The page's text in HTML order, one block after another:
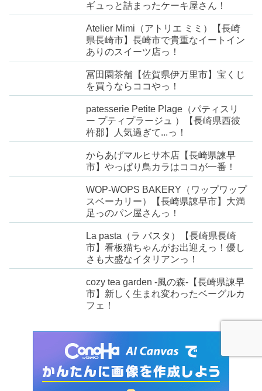
ギュっと詰まったケーキ屋さん！
Atelier Mimi（アトリエ ミミ）【長崎
県長崎市】長崎市で貴重なイートイン
ありのスイーツ店っ！
冨田園茶舗【佐賀県伊万里市】宝くじ
を買うならココやっ！
patesserie Petite Plage（パティスリ
ー プティプラージュ ）【長崎県西彼
杵郡】人気過ぎて...っ！
からあげマルヒサ本店【長崎県諫早
市】やっぱり鳥カラはココが一番！
WOP-WOPS BAKERY（ワップワップ
スベーカリー）【長崎県諌早市】大満
足っのパン屋さんっ！
La pasta（ラ パスタ）【長崎県長崎
市】看板猫ちゃんがお出迎えっ！優し
さも大盛なイタリアンっ！
cozy tea garden -風の森-【長崎県諌早
市】新しく生まれ変わったベーグルカ
フェ！